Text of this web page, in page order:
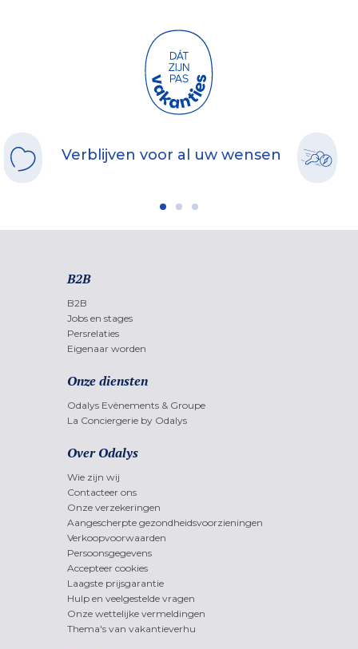
Verblijven voor al uw wensen
B2B
B2B
Jobs en stages
Persrelaties
Eigenaar worden
Onze diensten
Odalys Evènements & Groupe
La Conciergerie by Odalys
Over Odalys
Wie zijn wij
Contacteer ons
Onze verzekeringen
Aangescherpte gezondheidsvoorzieningen
Verkoopvoorwaarden
Persoonsgegevens
Accepteer cookies
Laagste prijsgarantie
Hulp en veelgestelde vragen
Onze wettelijke vermeldingen
Thema's van vakantieverhu